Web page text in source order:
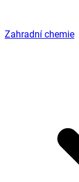
Zahradní chemie